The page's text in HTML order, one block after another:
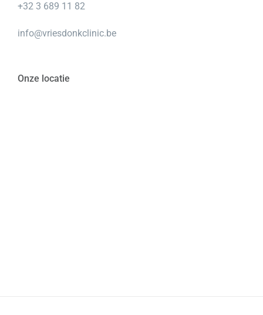
+32 3 689 11 82
info@vriesdonkclinic.be
Onze locatie